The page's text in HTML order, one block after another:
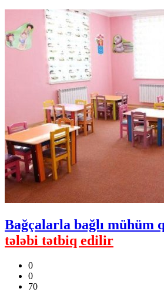
Bağçalarla bağlı mühüm
tələbi tətbiq edilir
0
0
70